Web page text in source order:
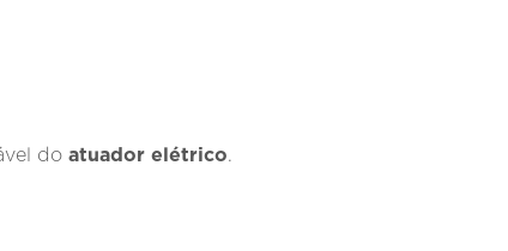
doatuador elétrico.